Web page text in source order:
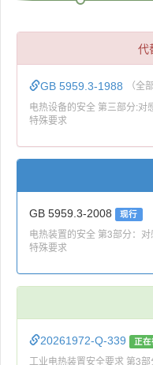
代
GB 5959.3-1988 （全
电热设备的安全 第三部分:对
特殊要求
GB 5959.3-2008 现行
电热装置的安全 第3部分：
特殊要求
20261972-Q-339 正
工业电热装置安全要求 第3